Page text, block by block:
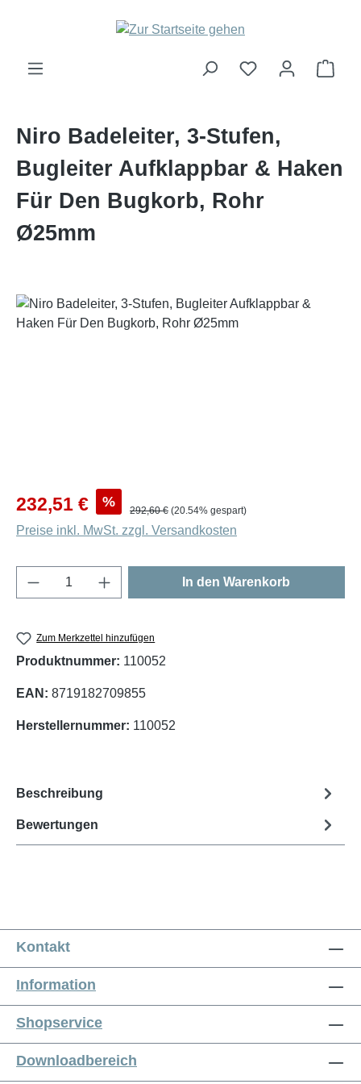
Zum Hauptinhalt springen
Niro Badeleiter, 3-Stufen,
Bugleiter Aufklappbar & Haken
Für Den Bugkorb, Rohr
Ø25mm
Bildergalerie überspringen
Verkaufspreis:
232,51 € % Regulärer Preis:
292,60 € (20.54% gespart)
Preise inkl. MwSt. zzgl. Versandkosten
Produkt Anzahl: Gib den gewünschten
In den Warenkorb
Zum Merkzettel hinzufügen
Produktnummer: 110052
EAN: 8719182709855
Herstellernummer: 110052
Beschreibung
Bewertungen
Kontakt
Information
Shopservice
Downloadbereich